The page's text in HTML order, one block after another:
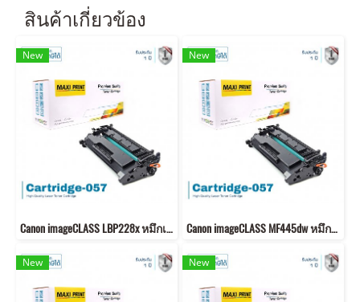
สินค้าเกี่ยวข้อง
New
Canon imageCLASS LBP228x หมึกเครื่องปริ้น 057 คุณภาพสูง พิมพ์คมชัด!
New
Canon imageCLASS MF445dw หมึกเครื่องปริ้น 057 พิมพ์คมชัด!
New New